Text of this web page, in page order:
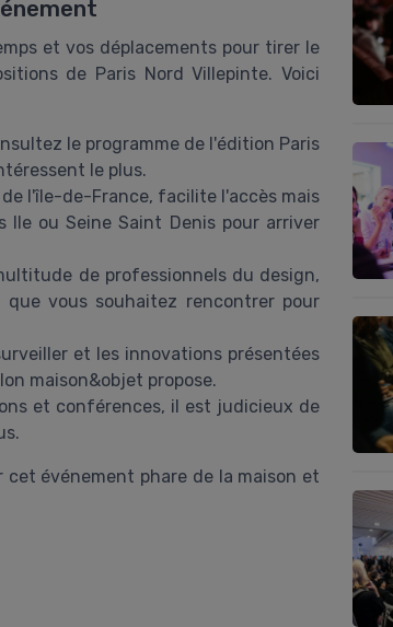
et vos déplacements pour tirer le
de Paris Nord Villepinte. Voici
le programme de l'édition Paris
le plus.
l'île-de-France, facilite l'accès mais
Ile ou Seine Saint Denis pour arriver
de professionnels du design,
vous souhaitez rencontrer pour
et les innovations présentées
maison&objet propose.
et conférences, il est judicieux de
événement phare de la maison et